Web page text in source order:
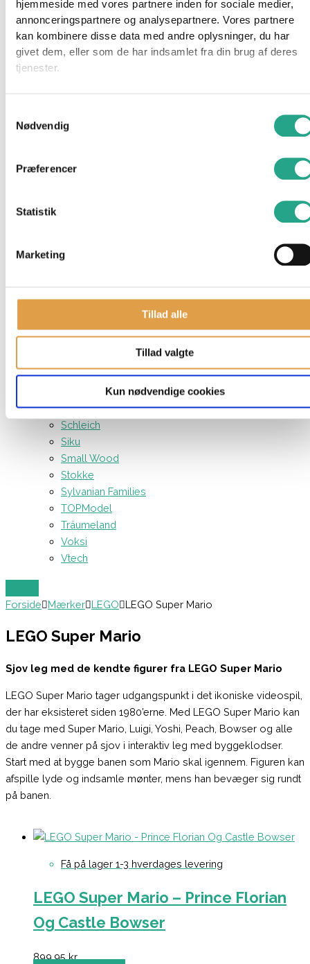
hjemmeside med vores partnere inden for sociale medier,
annonceringspartnere og analysepartnere. Vores partnere
kan kombinere disse data med andre oplysninger, du har
givet dem, eller som de har indsamlet fra din brug af deres
tjenester.
Nødvendig
Præferencer
Statistik
Marketing
Tillad alle
Tillad valgte
Kun nødvendige cookies
Mærker
BabyDan
BabyJogger
Barbie
Bruder
Fisher Price
Little Dutch
Nonomo
Our Generation
Paw Patrol
Playmobil
Schleich
Siku
Small Wood
Stokke
Sylvanian Families
TOPModel
Träumeland
Voksi
Vtech
Forside Mærker LEGO LEGO Super Mario
LEGO Super Mario
Sjov leg med de kendte figurer fra LEGO Super Mario
LEGO Super Mario tager udgangspunkt i det ikoniske videospil,
der har eksisteret siden 1980’erne. Med LEGO Super Mario kan
du tage med Super Mario, Luigi, Yoshi, Peach, Bowser og alle
de andre venner på sjov i interaktiv leg med byggeklodser.
Start med at bygge banen som Mario skal igennem. Figuren kan
afspille lyde og indsamle mønter, mens han bevæger sig rundt
på banen.
Få på lager 1-3 hverdages levering
LEGO Super Mario – Prince Florian
Og Castle Bowser
899,95kr.